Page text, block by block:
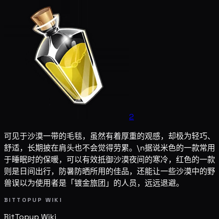
2
可见于沙漠一带的毛毯，虽然有着厚重的观感，却极为轻巧、
舒适，长期披在肩头也不会觉得劳累。\n据说米色的一款常用
于睡眠时的保暖，可以有效抵御沙漠夜间的寒冷，红色的一款
则是日间出行，防暑防晒所用的佳品，还能让一些沙漠中的野
兽误以为使用者是「镀金旅团」的人员，远远退避。
BITTOPUP WIKI
BitTopup Wiki